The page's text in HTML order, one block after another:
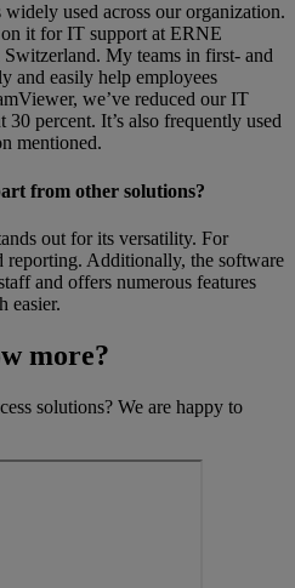
used across our organization.
it for IT support at ERNE
My teams in first- and
and easily help employees
we’ve reduced our IT
30 percent. It’s also frequently used
mentioned.
from other solutions?
out for its versatility. For
reporting. Additionally, the software
and offers numerous features
easier.
more?
solutions? We are happy to